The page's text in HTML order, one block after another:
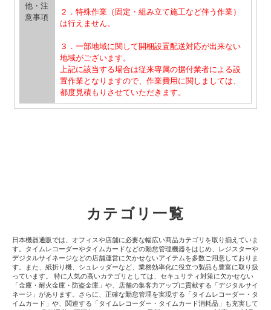
他・注
意事項
２．特殊作業（固定・組み立て施工など伴う作業）
は行えません。
３．一部地域に関して開梱設置配送対応が出来ない
地域がございます。
上記に該当する場合は従来専属の据付業者による設
置作業となりますので、作業費用に関しましては、
都度見積もりさせていただきます。
カテゴリ一覧
日本機器通販では、オフィスや店舗に必要な幅広い商品カテゴリを取り揃えていま
す。タイムレコーダーやタイムカードなどの勤怠管理機器をはじめ、レジスターや
デジタルサイネージなどの店舗運営に欠かせないアイテムを多数ご用意しておりま
す。また、紙折り機、シュレッダーなど、業務効率化に役立つ製品も豊富に取り扱
っています。 特に人気の高いカテゴリとしては、セキュリティ対策に欠かせない
「金庫・耐火金庫・防盗金庫」や、店舗の集客力アップに貢献する「デジタルサイ
ネージ」があります。さらに、正確な勤怠管理を実現する「タイムレコーダー・タ
イムカード」や、関連する「タイムレコーダー・タイムカード消耗品」も充実して